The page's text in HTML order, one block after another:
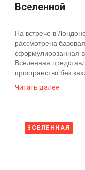
Вселенной
На встрече в
рассмотрена
сформулированная в
Вселенная
пространство без
Читать далее
ВСЕЛЕННАЯ